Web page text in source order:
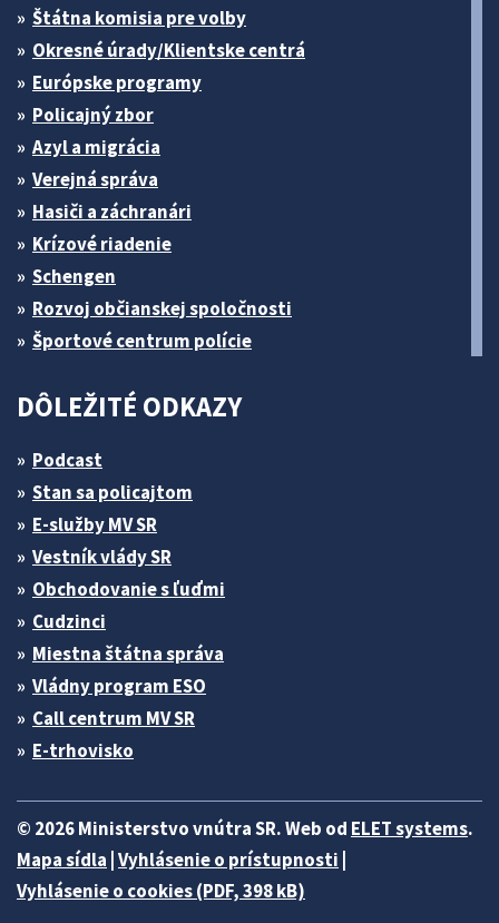
Štátna komisia pre volby
Okresné úrady/Klientske centrá
Európske programy
Policajný zbor
Azyl a migrácia
Verejná správa
Hasiči a záchranári
Krízové riadenie
Schengen
Rozvoj občianskej spoločnosti
Športové centrum polície
DÔLEŽITÉ ODKAZY
Podcast
Stan sa policajtom
E-služby MV SR
Vestník vlády SR
Obchodovanie s ľuďmi
Cudzinci
Miestna štátna správa
Vládny program ESO
Call centrum MV SR
E-trhovisko
© 2026 Ministerstvo vnútra SR. Web od ELET systems.
Mapa sídla Vyhlásenie o prístupnosti
Vyhlásenie o cookies (PDF, 398 kB)